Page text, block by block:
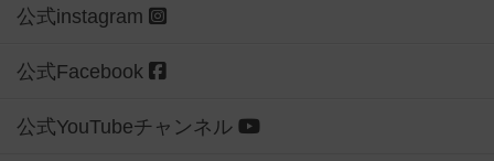
公式instagram
公式Facebook
公式YouTubeチャンネル